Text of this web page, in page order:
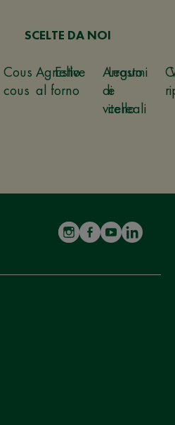
Cous
cous
Estive
Legumi
e
cereali
SCELTE DA NOI
Agnello
al forno
Arrosto
di
vitello